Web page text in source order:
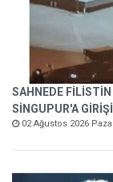
SAHNEDE
SİNGUPUR'A
02 Ağustos 2026